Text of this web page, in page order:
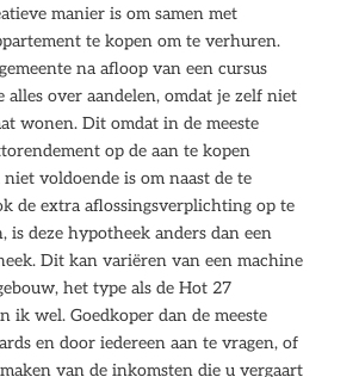
manier is om samen met
te kopen om te verhuren.
na afloop van een cursus
alles over aandelen, omdat je zelf niet
wonen. Dit omdat in de meeste
op de aan te kopen
voldoende is om naast de te
de extra aflossingsverplichting op te
is deze hypotheek anders dan een
Dit kan variëren van een machine
het type als de Hot 27
ik wel. Goedkoper dan de meeste
en door iedereen aan te vragen, of
van de inkomsten die u vergaart